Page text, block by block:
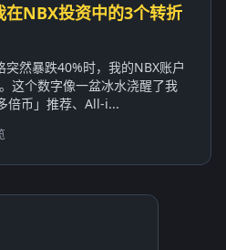
NBX投资中的3个转折
然暴跌40%时，我的NBX账户
这个数字像一盆冰水浇醒了我
币」推荐、All-i...